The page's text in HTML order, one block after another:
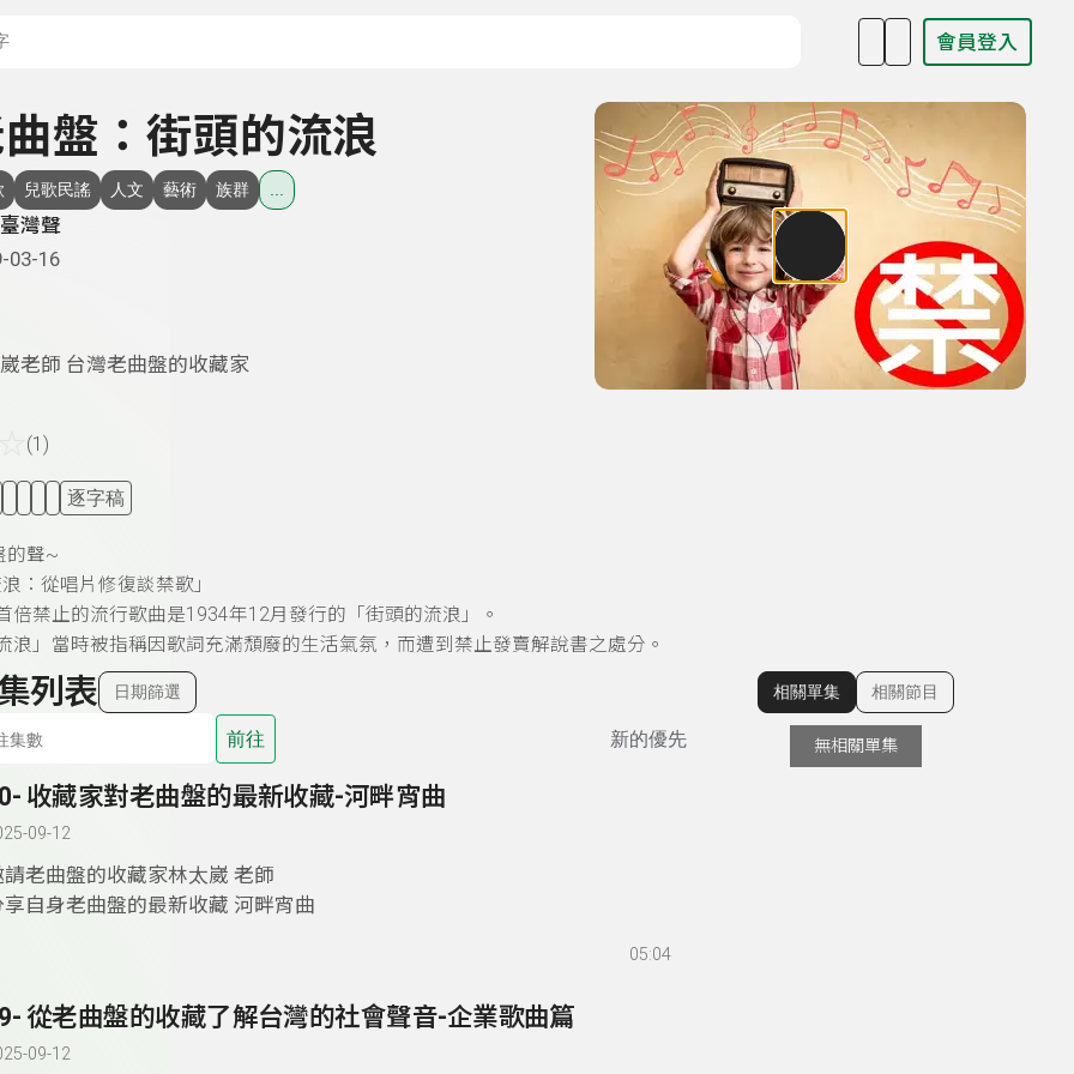
會員登入
盤：街頭的流浪
兒歌民謠 人文 藝術 族群
灣聲
03-16
老師 台灣老曲盤的收藏家
(1)
逐字稿
的聲~
：從唱片修復談禁歌」
倍禁止的流行歌曲是1934年12月發行的「街頭的流浪」。
浪」當時被指稱因歌詞充滿頹廢的生活氣氛，而遭到禁止發賣解說書之處分。
列表 日期篩選
前往 新的優先
收藏家對老曲盤的最新收藏-河畔宵曲
09-12
請老曲盤的收藏家林太崴 老師
享自身老曲盤的最新收藏 河畔宵曲
05:04
從老曲盤的收藏了解台灣的社會聲音-企業歌曲篇
09-12
顯示相關單集
相關單集 相關節目
無相關單集